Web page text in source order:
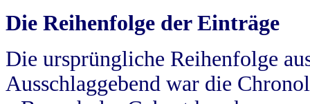
Die Reihenfolge der Einträge
Die ursprüngliche Reihenfolge
Ausschlaggebend war die